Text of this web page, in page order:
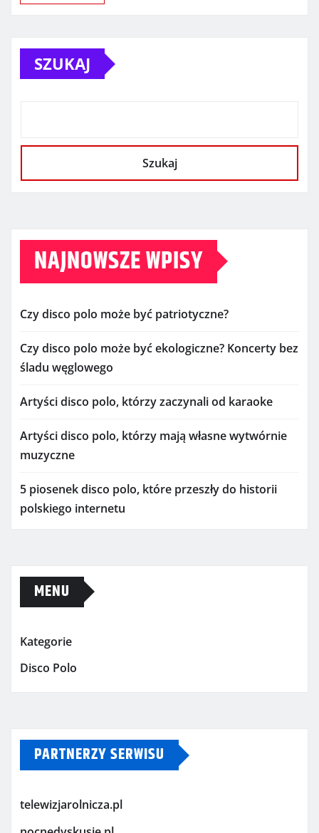
SZUKAJ
Szukaj
NAJNOWSZE WPISY
Czy disco polo może być patriotyczne?
Czy disco polo może być ekologiczne? Koncerty bez
śladu węglowego
Artyści disco polo, którzy zaczynali od karaoke
Artyści disco polo, którzy mają własne wytwórnie
muzyczne
5 piosenek disco polo, które przeszły do historii
polskiego internetu
MENU
Kategorie
Disco Polo
PARTNERZY SERWISU
telewizjarolnicza.pl